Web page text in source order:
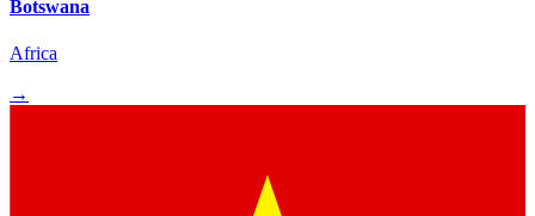
Botswana
Africa
→